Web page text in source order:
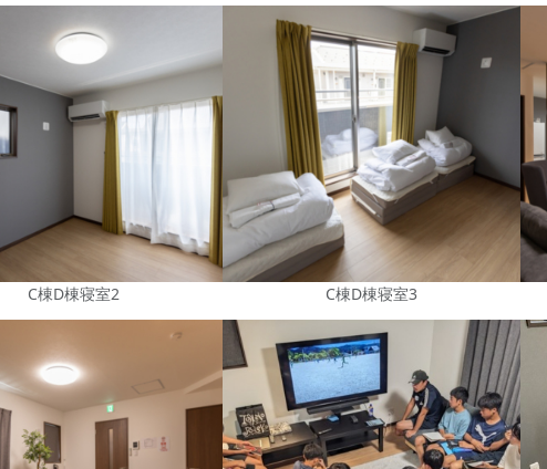
C棟D棟寝室2 C棟D棟寝室3